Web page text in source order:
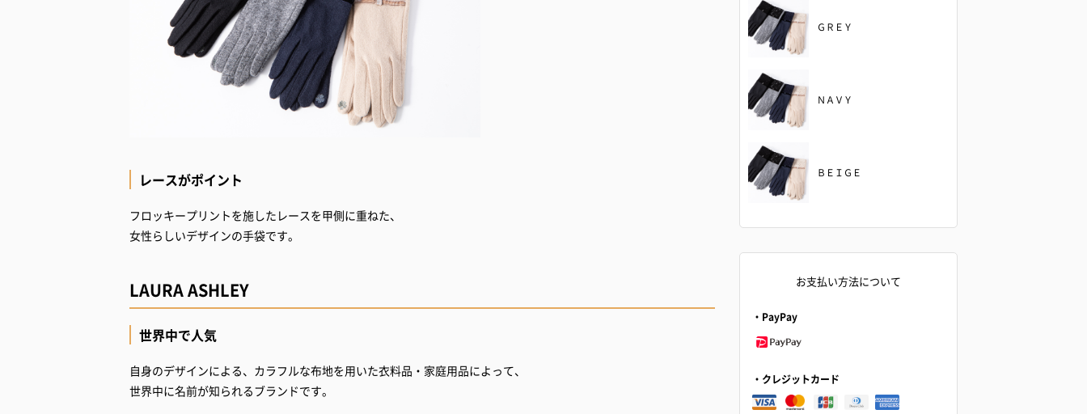
レースがポイント
フロッキープリントを施したレースを甲側に重ねた、
女性らしいデザインの手袋です。
LAURA ASHLEY
世界中で人気
自身のデザインによる、カラフルな布地を用いた衣料品・家庭用品によって、
世界中に名前が知られるブランドです。
ＧＲＥＹ
ＮＡＶＹ
ＢＥＩＧＥ
お支払い方法について
・PayPay
・クレジットカード